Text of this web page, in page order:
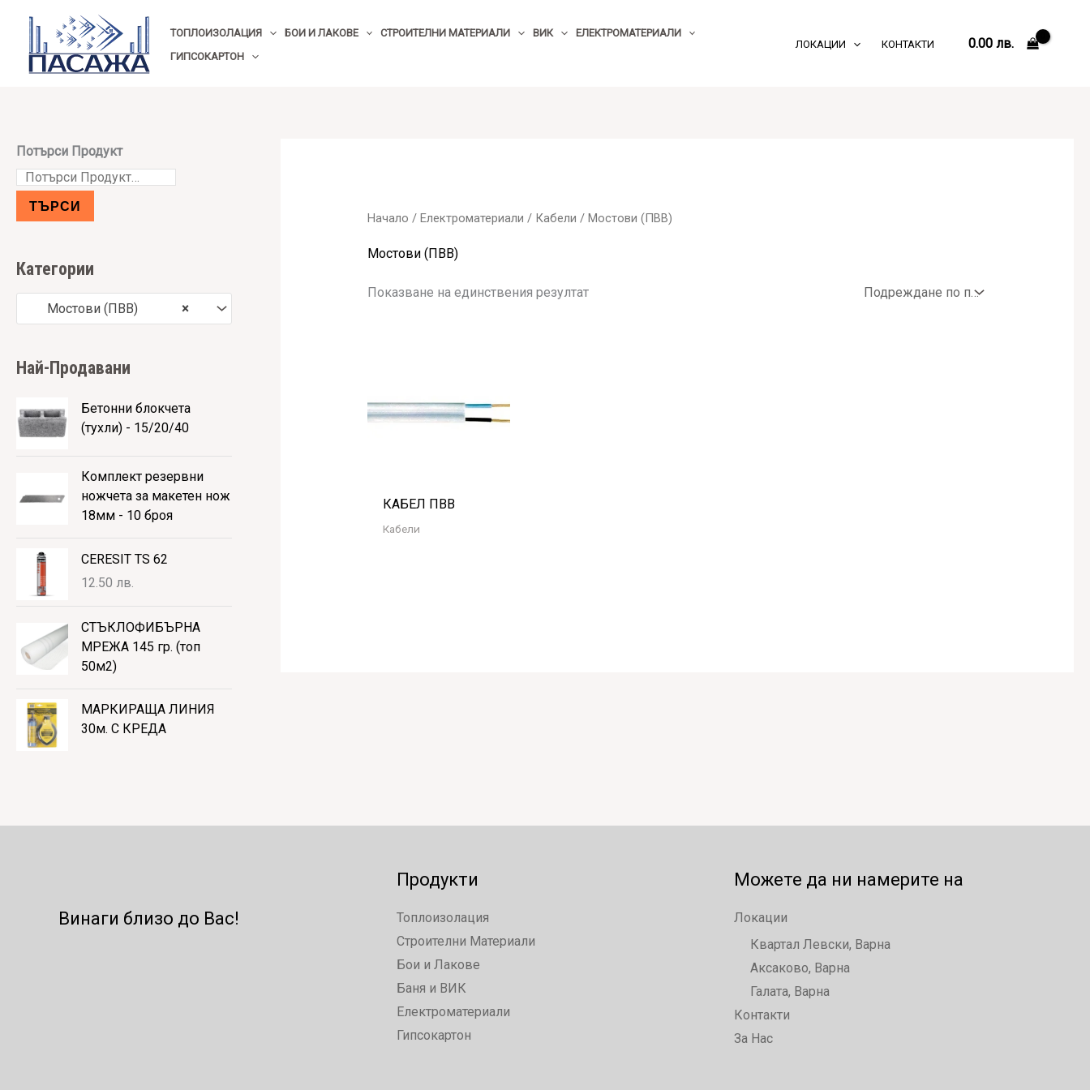
content
ТОПЛОИЗОЛАЦИЯ БОИ И ЛАКОВЕ СТРОИТЕЛНИ МАТЕРИАЛИ ВИК
ЕЛЕКТРОМАТЕРИАЛИ
ГИПСОКАРТОН
ЛОКАЦИИ КОНТАКТИ 0.00 лв.
Потърси Продукт
ТЪРСИ
Категории
×
Мостови (ПВВ)
Hай-Продавани
Бетонни блокчета
(тухли) - 15/20/40
Комплект резервни
ножчета за макетен нож
18мм - 10 броя
CERESIT TS 62
12.50 лв.
СТЪКЛОФИБЪРНА
МРЕЖА 145 гр. (топ
50м2)
МАРКИРАЩА ЛИНИЯ
30м. С КРЕДА
Начало / Електроматериали / Кабели / Мостови (ПВВ)
Мостови (ПВВ)
Показване на единствения резултат
КАБЕЛ ПВВ
Кабели
Винаги близо до Вас!
Продукти
Топлоизолация
Строителни Материали
Бои и Лакове
Баня и ВИК
Електроматериали
Гипсокартон
Можете да ни намерите на
Локации
Квартал Левски, Варна
Аксаково, Варна
Галата, Варна
Контакти
За Нас